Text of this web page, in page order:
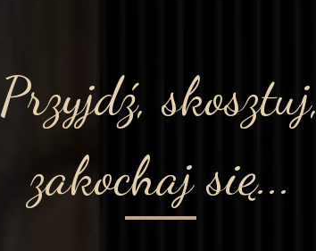
Przyjdź, skosztuj,
zakochaj się...